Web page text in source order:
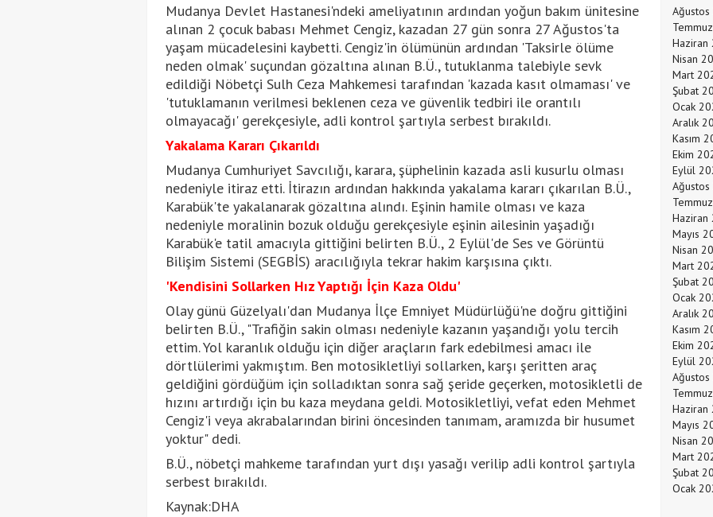
Mudanya Devlet Hastanesi'ndeki ameliyatının ardından yoğun bakım ünitesine
alınan 2 çocuk babası Mehmet Cengiz, kazadan 27 gün sonra 27 Ağustos'ta
yaşam mücadelesini kaybetti. Cengiz'in ölümünün ardından 'Taksirle ölüme
neden olmak' suçundan gözaltına alınan B.Ü., tutuklanma talebiyle sevk
edildiği Nöbetçi Sulh Ceza Mahkemesi tarafından 'kazada kasıt olmaması' ve
'tutuklamanın verilmesi beklenen ceza ve güvenlik tedbiri ile orantılı
olmayacağı' gerekçesiyle, adli kontrol şartıyla serbest bırakıldı.
Yakalama Kararı Çıkarıldı
Mudanya Cumhuriyet Savcılığı, karara, şüphelinin kazada asli kusurlu olması
nedeniyle itiraz etti. İtirazın ardından hakkında yakalama kararı çıkarılan B.Ü.,
Karabük'te yakalanarak gözaltına alındı. Eşinin hamile olması ve kaza
nedeniyle moralinin bozuk olduğu gerekçesiyle eşinin ailesinin yaşadığı
Karabük'e tatil amacıyla gittiğini belirten B.Ü., 2 Eylül'de Ses ve Görüntü
Bilişim Sistemi (SEGBİS) aracılığıyla tekrar hakim karşısına çıktı.
'Kendisini Sollarken Hız Yaptığı İçin Kaza Oldu'
Olay günü Güzelyalı'dan Mudanya İlçe Emniyet Müdürlüğü'ne doğru gittiğini
belirten B.Ü., "Trafiğin sakin olması nedeniyle kazanın yaşandığı yolu tercih
ettim. Yol karanlık olduğu için diğer araçların fark edebilmesi amacı ile
dörtlülerimi yakmıştım. Ben motosikletliyi sollarken, karşı şeritten araç
geldiğini gördüğüm için solladıktan sonra sağ şeride geçerken, motosikletli de
hızını artırdığı için bu kaza meydana geldi. Motosikletliyi, vefat eden Mehmet
Cengiz'i veya akrabalarından birini öncesinden tanımam, aramızda bir husumet
yoktur" dedi.
B.Ü., nöbetçi mahkeme tarafından yurt dışı yasağı verilip adli kontrol şartıyla
serbest bırakıldı.
Kaynak:DHA
Haziran
Nisan
Mart
Şubat
Ocak
Aralık
Kasım
Ekim
Eylül
Haziran
Mayıs
Nisan
Mart
Şubat
Ocak
Aralık
Kasım
Ekim
Eylül
Haziran
Mayıs
Nisan
Mart
Şubat
Ocak